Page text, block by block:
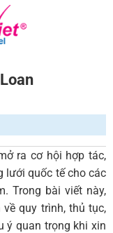
ra cơ hội hợp tác,
lưới quốc tế cho các
Trong bài viết này,
quy trình, thủ tục,
ý quan trọng khi xin